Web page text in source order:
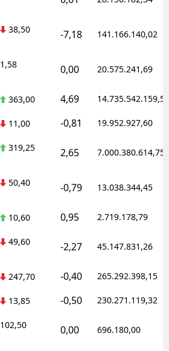
38,50 -7,18 141.166.140,02
1,58 0,00 20.575.241,69
363,00 4,69 14.735.542.159,50
11,00 -0,81 19.952.927,60
319,25 2,65 7.000.380.614,75
50,40 -0,79 13.038.344,45
10,60 0,95 2.719.178,79
49,60 -2,27 45.147.831,26
247,70 -0,40 265.292.398,15
13,85 -0,50 230.271.119,32
102,50 0,00 696.180,00